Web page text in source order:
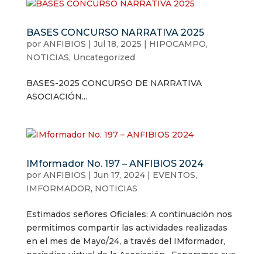
BASES CONCURSO NARRATIVA 2025
por ANFIBIOS | Jul 18, 2025 | HIPOCAMPO,
NOTICIAS, Uncategorized
BASES-2025 CONCURSO DE NARRATIVA
ASOCIACIÓN...
IMformador No. 197 – ANFIBIOS 2024
por ANFIBIOS | Jun 17, 2024| EVENTOS,
IMFORMADOR, NOTICIAS
Estimados señores Oficiales: A continuación nos
permitimos compartir las actividades realizadas
en el mes de Mayo/24, a través del IMformador,